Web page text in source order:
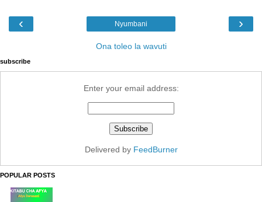
‹ ›
Nyumbani
Ona toleo la wavuti
subscribe
Enter your email address:
Delivered by FeedBurner
POPULAR POSTS